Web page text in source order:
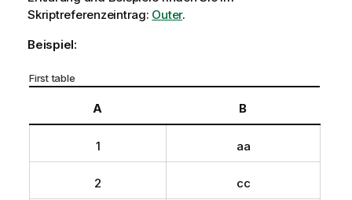
i
w
i
Skriptreferenzeintrag: Outer.
Beispiel:
First table
A B
1 aa
2 cc